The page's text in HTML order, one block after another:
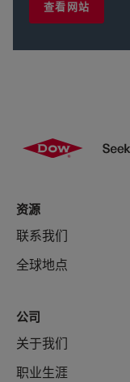
查看网站
资源
联系我们
全球地点
公司
关于我们
职业生涯